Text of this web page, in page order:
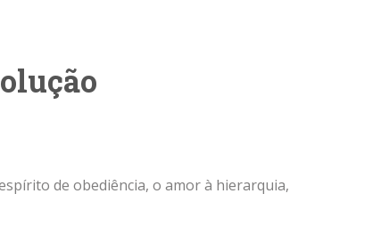
de obediência, o amor à hierarquia,